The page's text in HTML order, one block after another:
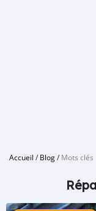
Accueil /Blog/Mots clés